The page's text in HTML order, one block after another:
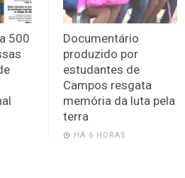
500
Documentário
produzido por
estudantes de
Campos resgata
memória da luta pela
terra
HÁ 6 HORAS